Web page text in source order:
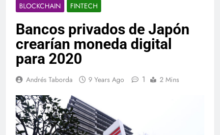
BLOCKCHAIN FINTECH
Bancos privados de Japón
crearían moneda digital
para 2020
Andrés Taborda 9 Years Ago 1 2 Mins